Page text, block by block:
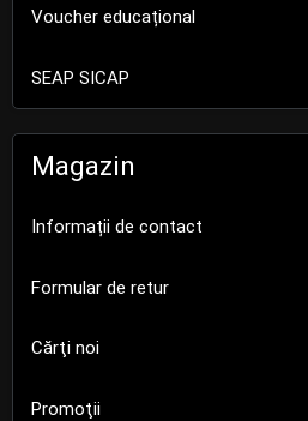
Voucher educațional
SEAP SICAP
Magazin
Informații de contact
Formular de retur
Cărţi noi
Promoţii